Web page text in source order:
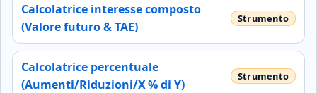
Calcolatrice interesse composto
(Valore futuro & TAE)
Calcolatrice percentuale
(Aumenti/Riduzioni/X % di Y)